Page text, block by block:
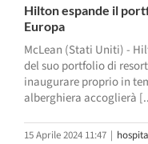
Hilton espande il
Europa
McLean (Stati Uniti) -
del suo portfolio di
inaugurare proprio in
alberghiera accoglierà
15 Aprile 2024 11:47 |